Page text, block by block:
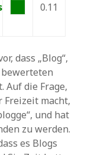
0.11
dass „Blog“,
Auf die Frage,
Freizeit macht,
und hat
zu werden.
es Blogs